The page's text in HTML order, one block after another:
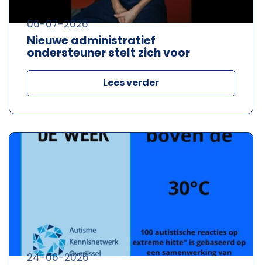
Nieuwe administratief
ondersteuner stelt zich voor
06-07-2026
Lees verder
24-06-2026